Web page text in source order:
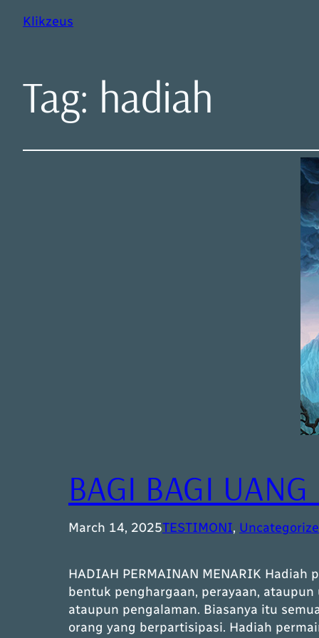
Klikzeus
Tag: hadiah
BAGI BAGI
March 14, 2025TESTIMONI,
HADIAH PERMAINAN MENARIK
bentuk penghargaan, perayaan,
ataupun pengalaman. Biasanya itu
orang yang berpartisipasi. Hadiah